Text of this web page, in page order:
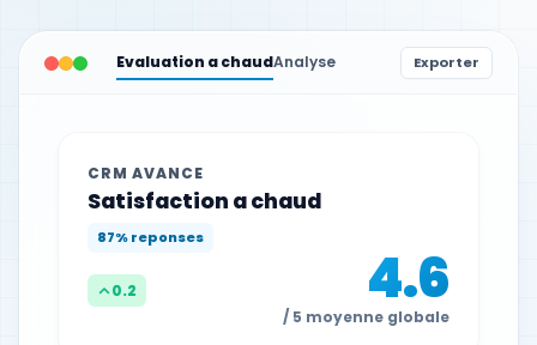
Evaluation a chaudAnalyse Exporter
CRM AVANCE
Satisfaction a chaud
87% reponses
4.6
/ 5 moyenne globale
0.2